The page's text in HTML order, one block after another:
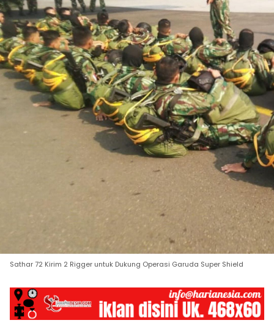
Sathar 72 Kirim 2 Rigger untuk Dukung Operasi Garuda Super Shield